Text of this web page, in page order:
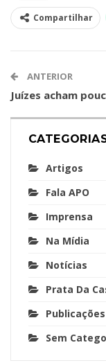
Compartilhar
ANTERIOR
Juízes acham
Artigos
Fala APO
Imprensa
Na Mídia
Notícias
Prata Da
Publicações
Sem